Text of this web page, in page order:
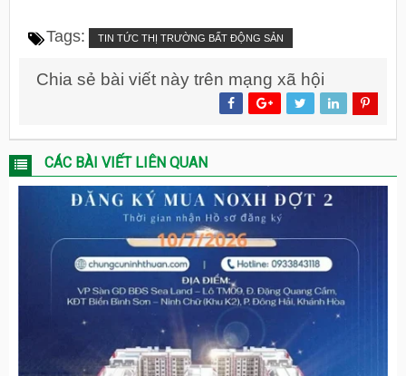
Tags: TIN TỨC THỊ TRƯỜNG BẤT ĐỘNG SẢN
Chia sẻ bài viết này trên mạng xã hội
CÁC BÀI VIẾT LIÊN QUAN